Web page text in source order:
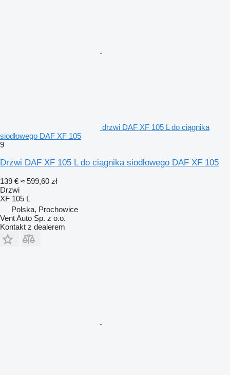
drzwi DAF XF 105 L do ciągnika
siodłowego DAF XF 105
9
Drzwi DAF XF 105 L do ciągnika siodłowego DAF XF 105
139 € ≈ 599,60 zł
Drzwi
XF 105 L
Polska, Prochowice
Vent Auto Sp. z o.o.
Kontakt z dealerem